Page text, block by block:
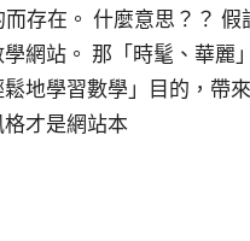
存在。 什麼意思？？
網站。 那「時髦、華麗
地學習數學」目的，帶
格才是網站本